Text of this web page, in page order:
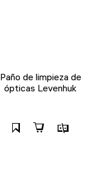
Paño de limpieza de
ópticas Levenhuk